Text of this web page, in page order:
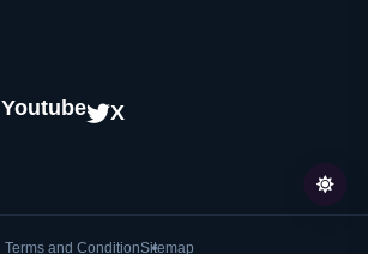
Youtube X
Terms and ConditionSitemap